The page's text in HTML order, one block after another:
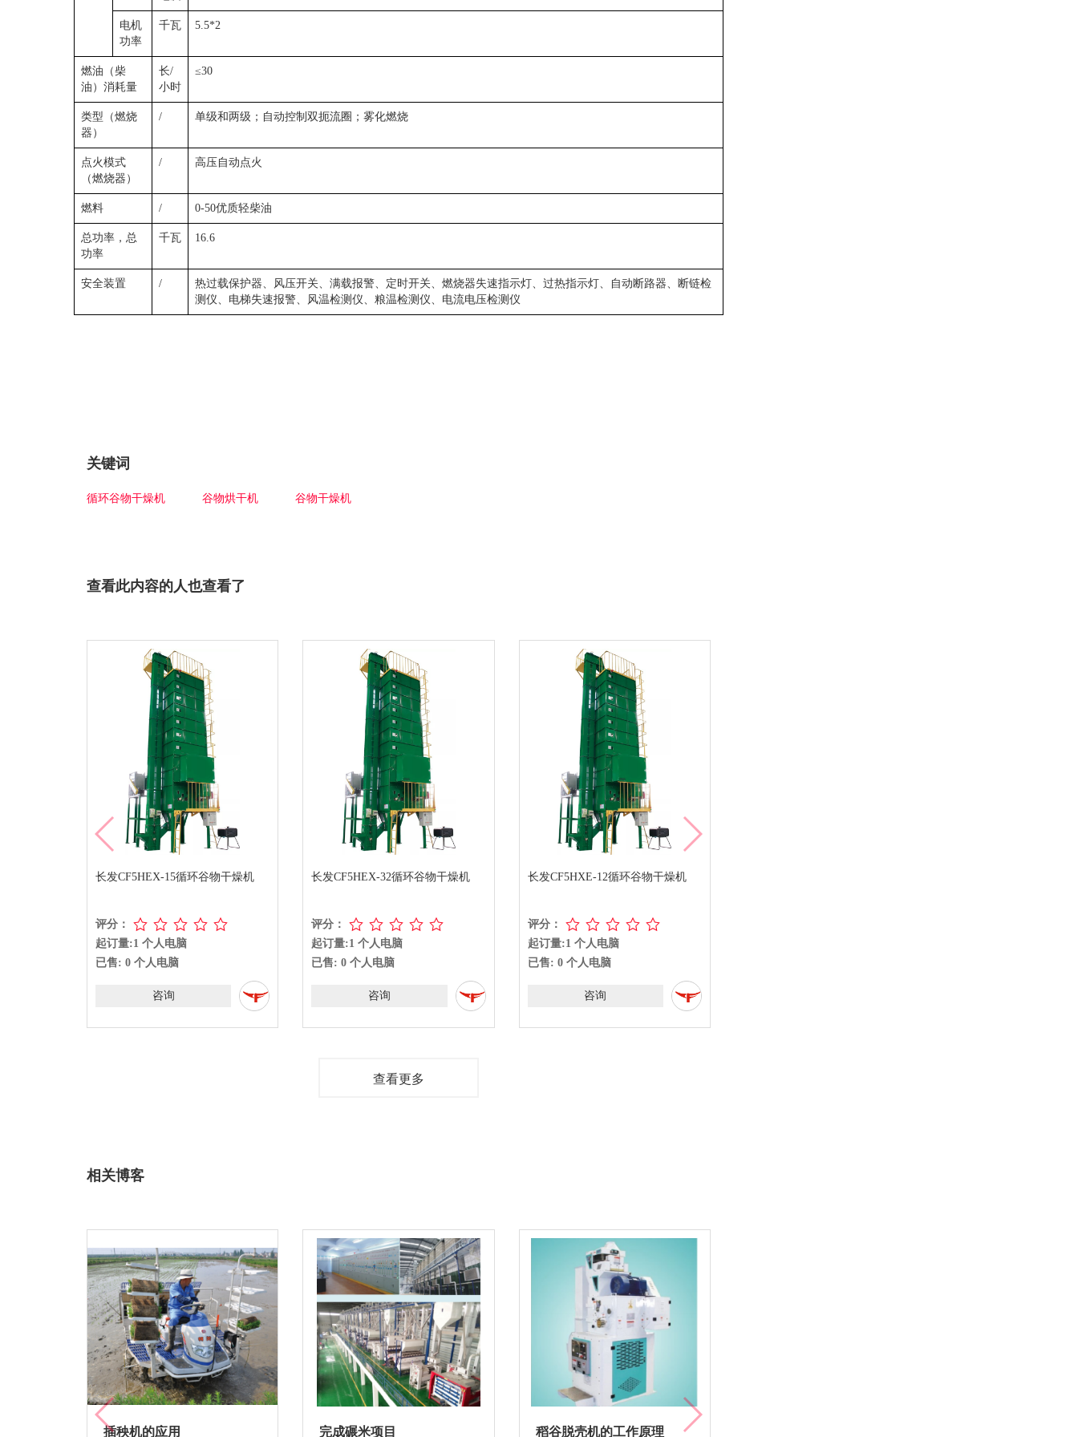
电机
功率
千瓦 5.5*2
燃油（柴
油）消耗量
长/
小时
≤30
类型（燃烧
器）
/ 单级和两级；自动控制双扼流圈；雾化燃烧
点火模式
（燃烧器）
/ 高压自动点火
燃料 / 0-50优质轻柴油
总功率，总
功率
千瓦 16.6
安全装置 /
热过载保护器、风压开关、满载报警、定时开关、燃烧器失速指示灯、过热指示灯、自动断路器、断链检
测仪、电梯失速报警、风温检测仪、粮温检测仪、电流电压检测仪
关键词
循环谷物干燥机 谷物烘干机 谷物干燥机
查看此内容的人也查看了
长发CF5HEX-15循环谷物干燥机
评分：
起订量:1 个人电脑
已售: 0 个人电脑
咨询
长发CF5HEX-32循环谷物干燥机
评分：
起订量:1 个人电脑
已售: 0 个人电脑
咨询
长发CF5HXE-12循环谷物干燥机
评分：
起订量:1 个人电脑
已售: 0 个人电脑
咨询
查看更多
相关博客
插秧机的应用 完成碾米项目 稻谷脱壳机的工作原理